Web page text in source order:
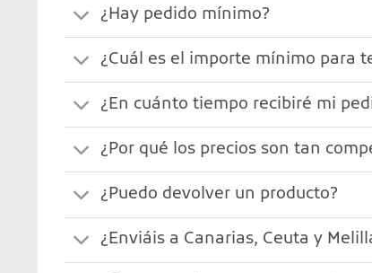
¿Hay pedido mínimo?
¿Cuál es el importe mínimo para
¿En cuánto tiempo recibiré mi
¿Por qué los precios son tan
¿Puedo devolver un producto?
¿Enviáis a Canarias, Ceuta y